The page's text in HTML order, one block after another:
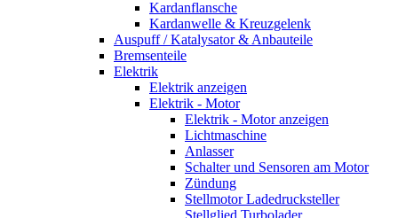
Kardanflansche
Kardanwelle & Kreuzgelenk
Auspuff / Katalysator & Anbauteile
Bremsenteile
Elektrik
Elektrik anzeigen
Elektrik - Motor
Elektrik - Motor anzeigen
Lichtmaschine
Anlasser
Schalter und Sensoren am Motor
Zündung
Stellmotor Ladedrucksteller
Stellglied Turbolader